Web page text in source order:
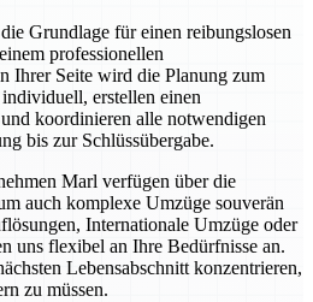
Grundlage für einen reibungslosen
professionellen
Ihrer Seite wird die Planung zum
erstellen einen
koordinieren alle notwendigen
bis zur Schlüssübergabe.
Marl verfügen über die
auch komplexe Umzüge souverän
Internationale Umzüge oder
uns flexibel an Ihre Bedürfnisse an.
Lebensabschnitt konzentrieren,
zu müssen.